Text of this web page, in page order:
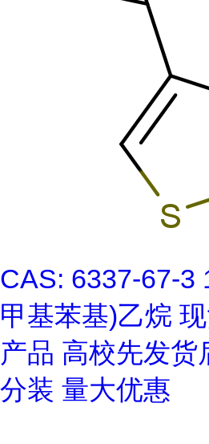
CAS: 6337-67-3
甲基苯基)乙烷
产品 高校先发货
分装 量大优惠